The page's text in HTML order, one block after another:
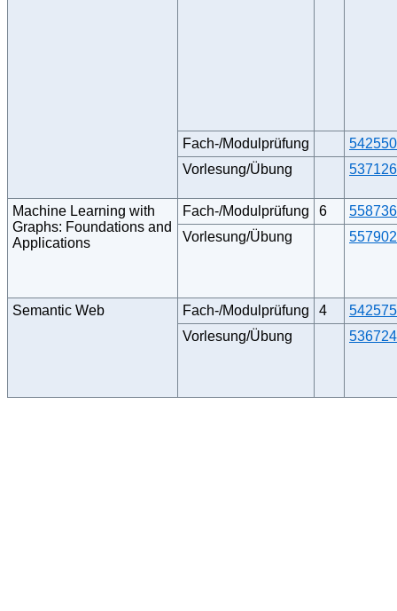
Fach-/Modulprüfung
542550
Vorlesung/Übung
537126
Machine Learning with
Graphs: Foundations and
Applications
Fach-/Modulprüfung 6
558736
Vorlesung/Übung
557902
Semantic Web Fach-/Modulprüfung 4
542575
Vorlesung/Übung
536724